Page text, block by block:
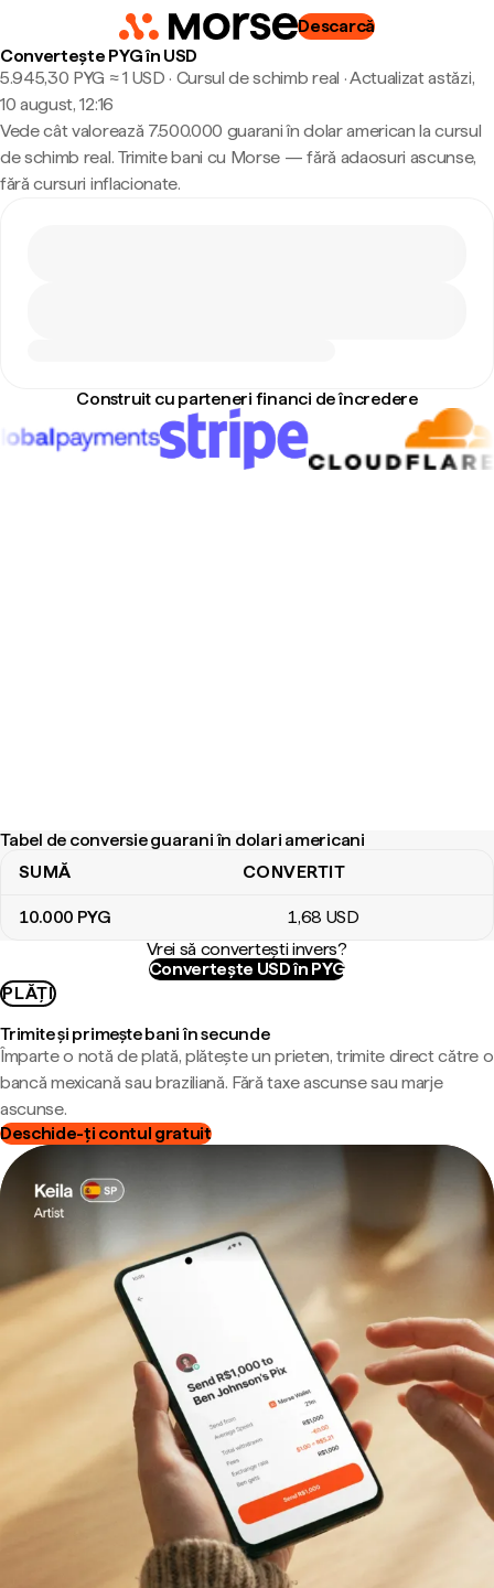
Descarcă
Convertește PYG în USD
5.945,30 PYG ≈ 1 USD · Cursul de schimb real ·Actualizat astăzi,
10 august, 12:16
Vede cât valorează 7.500.000 guarani în dolar american la cursul
de schimb real. Trimite bani cu Morse — fără adaosuri ascunse,
fără cursuri inflacionate.
Construit cu parteneri financi de încredere
Tabel de conversie guarani în dolari americani
Tabel de conversie guarani în dolari americani
SUMĂ CONVERTIT
10.000 PYG 1,68 USD
Vrei să convertești invers?
Convertește USD în PYG
PLĂȚI
Trimite și primește bani în secunde
Împarte o notă de plată, plătește un prieten, trimite direct către o
bancă mexicană sau braziliană. Fără taxe ascunse sau marje
ascunse.
Deschide-ți contul gratuit